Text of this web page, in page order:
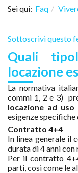
Sei qui: Faq
Sottoscrivi questo
Quali
locazione
La normativa
commi 1, 2 e 3)
locazione ad
esigenze
Contratto 4+4
In linea generale il
durata di 4 anni
Per il contratto
parti, cosi come le